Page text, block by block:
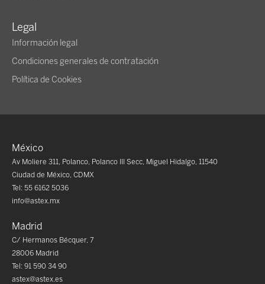
Legal
Información legal
Condiciones generales de contratación
Política de Cookies
México
Av Moliere 311, Polanco, Polanco III Secc, Miguel Hidalgo, 11540
Ciudad de México, CDMX
Tel: 55 6162 5036
info@astex.mx
Madrid
C/ Hermanos Bécquer, 7
28006 Madrid
Tel: 91 590 34 90
astex@astex.es